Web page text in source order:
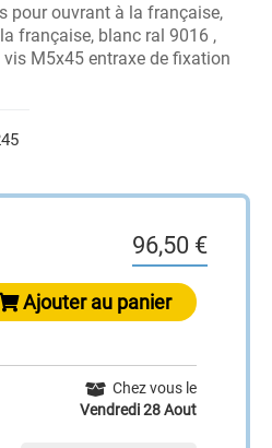
pour ouvrant à la française,
française, blanc ral 9016 ,
M5x45 entraxe de fixation
96,50 €
Ajouter au panier
Chez vous le
Vendredi 28 Aout